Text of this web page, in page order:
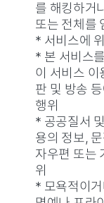
를 해킹하거
또는 전체를
* 서비스에
* 본 서비스
이 서비스 이
판 및 방송
행위
* 공공질서
용의 정보,
자우편 또는
위
* 모욕적이